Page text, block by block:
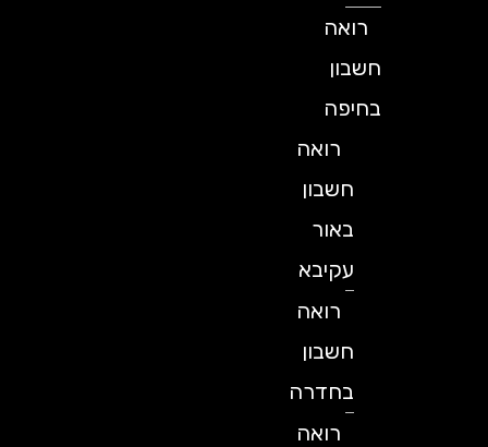
רואה
חשבון
בחיפה
רואה
חשבון
באור
עקיבא
רואה
חשבון
בחדרה
רואה